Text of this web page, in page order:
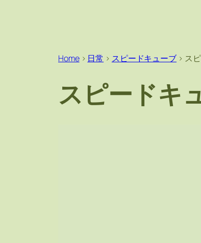
Home> 日常 > スピードキューブ > ス
スピードキ